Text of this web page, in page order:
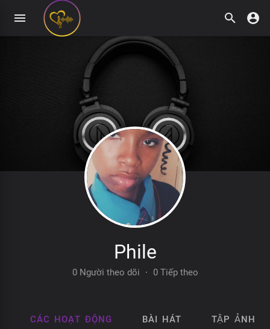
Phile
0 Người theo dõi · 0 Tiếp theo
CÁC HOẠT ĐỘNG BÀI HÁT TẬP ẢNH